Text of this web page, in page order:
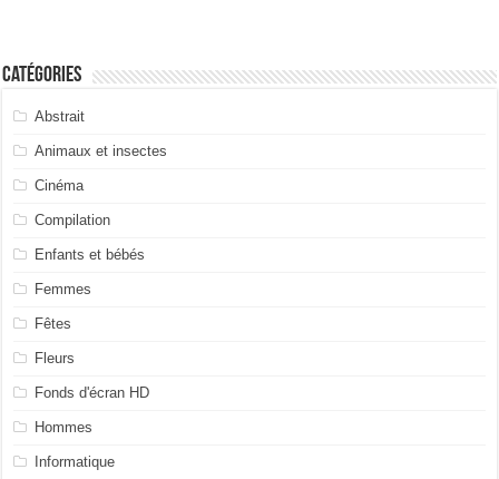
Catégories
Abstrait
Animaux et insectes
Cinéma
Compilation
Enfants et bébés
Femmes
Fêtes
Fleurs
Fonds d'écran HD
Hommes
Informatique